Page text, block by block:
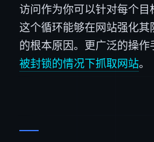
访问作为你可以针对每个
这个循环能够在网站强化
的根本原因。更广泛的操作
被封锁的情况下抓取网站。